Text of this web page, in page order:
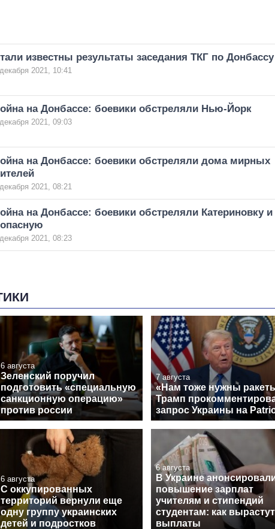
известны результаты заседания ТКГ по Донбассу
2021, 10:41
на Донбассе: боевики обстреляли Нью-Йорк
2021, 09:03
на Донбассе: боевики обстреляли дома мирных
2021, 08:21
на Донбассе: боевики обстреляли Катериновку и
2021, 08:23
6 августа
Зеленский поручил
подготовить «специальную
санкционную операцию»
против россии
7 августа
«Нам тоже нужны
Трамп
запрос Украины на
6 августа
С оккупированных
территорий вернули еще
одну группу украинских
детей и подростков
6 августа
В Украине
повышение зарплат
учителям и стипендий
студентам: как вырастут
выплаты